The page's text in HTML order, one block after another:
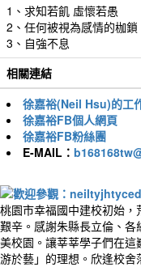
1、求知若飢 虛懷若愚
2、任何被視為感情的枷
3、自強不息
相關連結
徐嘉裕(Neil Hsu)的工
徐嘉裕FB個人網頁
徐嘉裕FB粉絲團
E-MAIL：
桃園市幸福國中建校初始
艱辛。感謝朱縣長立倫、
美校園。讓莘莘學子們在
游於藝」的理想。欣逢校舍